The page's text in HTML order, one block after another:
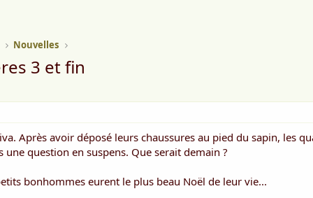
Nouvelles
3 et fin
Après avoir déposé leurs chaussures au pied du sapin, les
une question en suspens. Que serait demain ?
bonhommes eurent le plus beau Noël de leur vie...